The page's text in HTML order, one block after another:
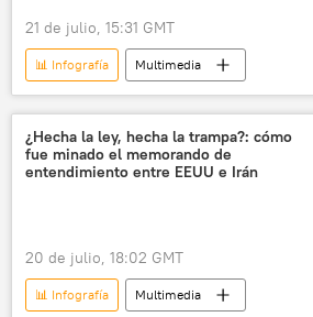
21 de julio, 15:31 GMT
📊 Infografía
Multimedia
📊 Infografías económicas
gas natural licuado (GNL)
📈 Mercados y finanzas
Rusia
¿Hecha la ley, hecha la trampa?: cómo
fue minado el memorando de
entendimiento entre EEUU e Irán
20 de julio, 18:02 GMT
📊 Infografía
Multimedia